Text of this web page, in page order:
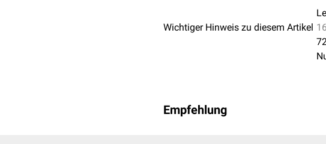
Wichtiger Hinweis zu diesem Artikel
Empfehlung